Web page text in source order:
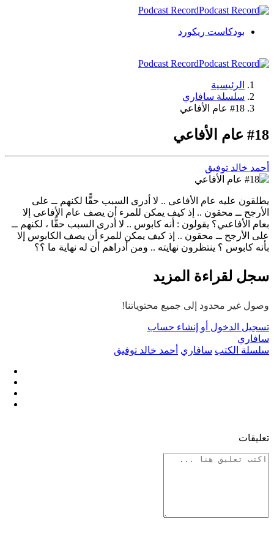
Podcast Record
بودكاست ريكورد
Podcast Record
الرئيسية
سلسلة سافاري
#18 عام الأفاعي
#18 عام الأفاعي
أحمد خالد توفيق
يطلقون عليه عام الأفاعى .. لا أدرى السبب حقًّا لكنهم ــ على
الأرجح ــ محقون .. إذ كيف يمكن للمرء أن يصف عام الأفاعى إلا
بعام الأفاعىي؟ يقولون : أنه كابوس .. لا أدرى السبب حقًّا ، لكنهم ــ
على الأرجح ــ محقون .. إذ كيف يمكن للمرء أن يصف الكابوس إلا
بأنه كابوس ؟ ينتظرون نهايته .. ومن أدراهم أن له نهاية ما ؟؟
سجل لقراءة المزيد
وصول غير محدود إلى جميع محتوياتنا!
تسجيل الدخول أو إنشاء حساب
سافاري
سلسلة الكتب سافاري أحمد خالد توفيق
تعليقات